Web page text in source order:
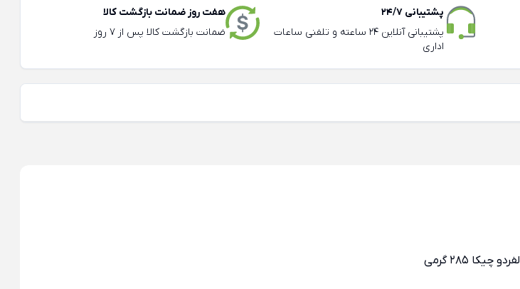
پشتیبانی 24/7
پشتیبانی آنلاین 24 ساعته و تلفنی ساعات
اداری
هفت روز ضمانت بازگشت کالا
ضمانت بازگشت کالا پس از 7 روز